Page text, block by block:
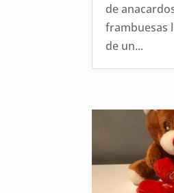
de
frambuesas
de un...